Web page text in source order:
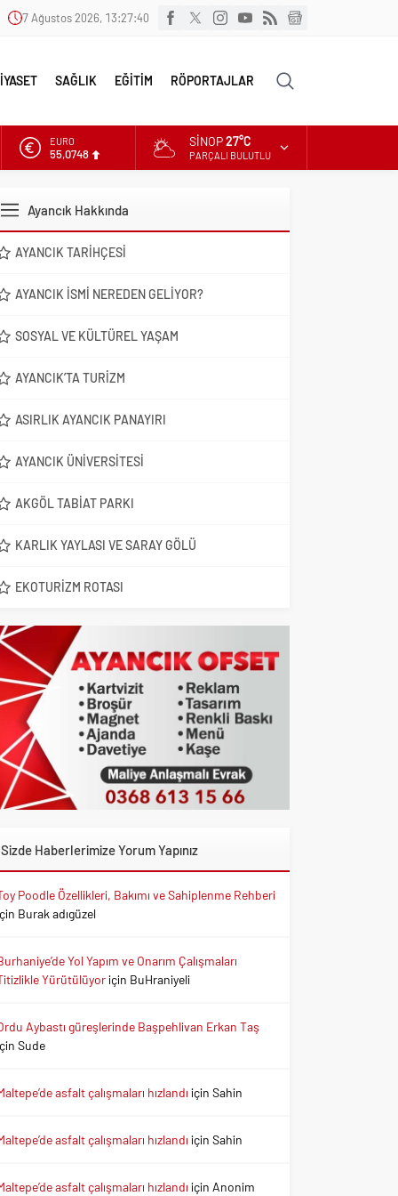
7 Ağustos 2026, 13:27:41
SAĞLIK EĞİTİM RÖPORTAJLAR
ALTIN
6.623,43
EURO
SINOP27°C
PARÇALI BULUTLU
Ayancık Hakkında
AYANCIK TARIHÇESI
AYANCIK İSMI NEREDEN GELIYOR?
SOSYAL VE KÜLTÜREL YAŞAM
AYANCIK’TA TURIZM
ASIRLIK AYANCIK PANAYIRI
AYANCIK ÜNIVERSITESI
AKGÖL TABIAT PARKI
KARLIK YAYLASI VE SARAY GÖLÜ
EKOTURIZM ROTASI
Sizde Haberlerimize Yorum Yapınız
Poodle Özellikleri, Bakımı ve Sahiplenme Rehberi
Burak adıgüzel
Yol Yapım ve Onarım Çalışmaları
Yürütülüyoriçin BuHraniyeli
Aybastı güreşlerinde Başpehlivan Erkan Taş
Sude
asfalt çalışmaları hızlandı içinSahin
asfalt çalışmaları hızlandı içinSahin
asfalt çalışmaları hızlandı için Anonim